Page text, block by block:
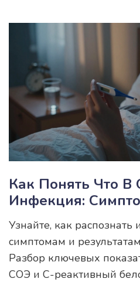
Как Понять Что В
Инфекция:
Расшифровка
Узнайте, как
симптомам и
Разбор ключевых
СОЭ и С-реактивный